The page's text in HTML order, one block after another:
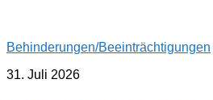
Behinderungen/Beeinträchtigungen
31. Juli 2026